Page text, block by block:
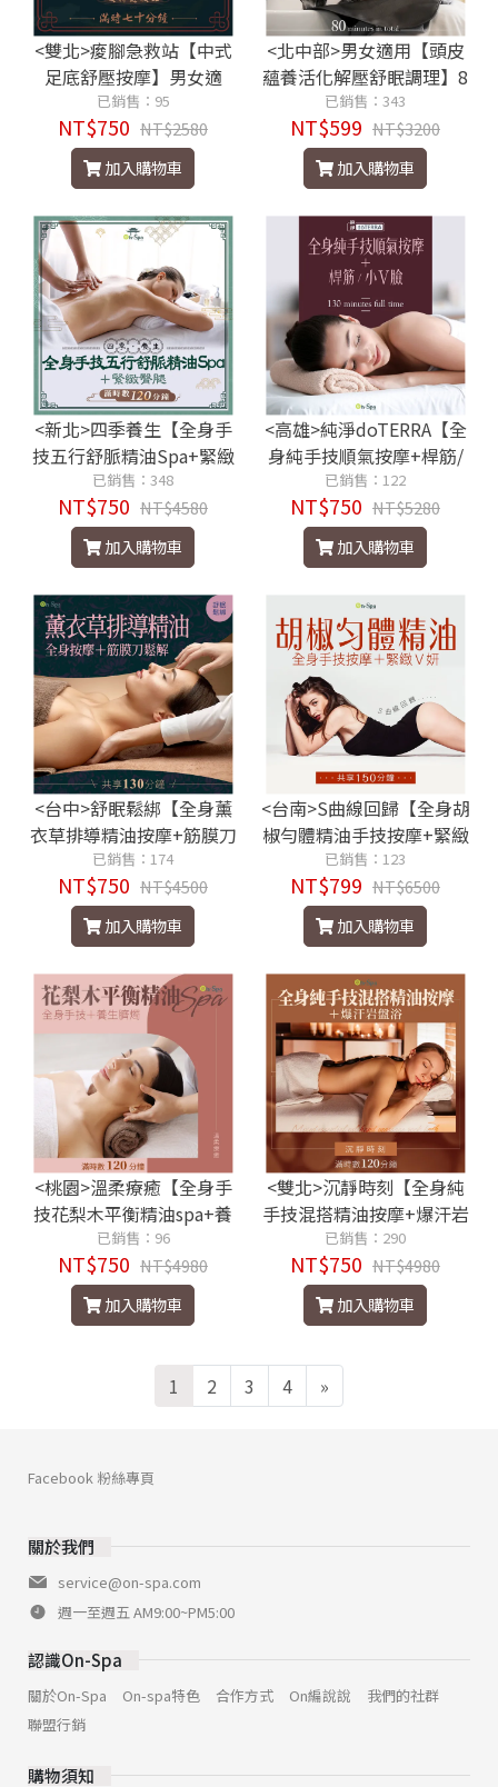
<雙北>痠腳急救站【中式
足底舒壓按摩】男女適
用！滿時70分鐘750元
已銷售：95
NT$750 NT$2580
加入購物車
<北中部>男女適用【頭皮
蘊養活化解壓舒眠調理】8
0分鐘599元
已銷售：343
NT$599 NT$3200
加入購物車
<新北>四季養生【全身手
技五行舒脈精油Spa+緊緻
臀腿】120分鐘750元
已銷售：348
NT$750 NT$4580
加入購物車
<高雄>純淨doTERRA【全
身純手技順氣按摩+桿筋/
小v臉】130分鐘750元
已銷售：122
NT$750 NT$5280
加入購物車
<台中>舒眠鬆綁【全身薰
衣草排導精油按摩+筋膜刀
鬆解】130分鐘750元
已銷售：174
NT$750 NT$4500
加入購物車
<台南>S曲線回歸【全身胡
椒勻體精油手技按摩+緊緻
v妍】150分鐘799元
已銷售：123
NT$799 NT$6500
加入購物車
<桃園>溫柔療癒【全身手
技花梨木平衡精油spa+養
生臍燭】120分鐘750元
已銷售：96
NT$750 NT$4980
加入購物車
<雙北>沉靜時刻【全身純
手技混搭精油按摩+爆汗岩
盤浴】滿時120分鐘750元
已銷售：290
NT$750 NT$4980
加入購物車
1 2 3 4 »
關於我們
service@on-spa.com
週一至週五 AM9:00~PM5:00
認識On-Spa
關於On-Spa On-spa特色 合作方式 On編說說
我們的社群
聯盟行銷
購物須知
Facebook 粉絲專頁